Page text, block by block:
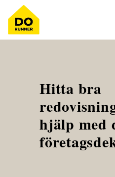
Hitta bra
hjälp med